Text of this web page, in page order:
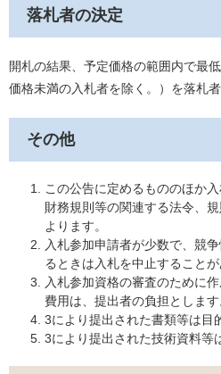
落札者の決定
開札の結果、予定価格の範囲内で最
価格未満の入札者を除く。）を落札者
その他
この公告に定めるもののほか
財務規則等の関連する法令、
よります。
入札参加申請者が少数で、競
るときは入札を中止することが
入札参加資格の審査のために
費用は、提出者の負担とします
3により提出された書類等は目
3により提出された技術資料等